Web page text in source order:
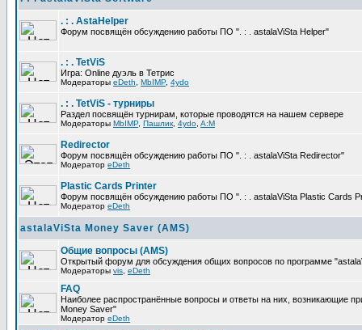
. : . AstaHelper
Форум посвящён обсуждению работы ПО ". : . astalaViSta Helper"
. : . TetViS
Игра: Online дуэль в Тетрис
Модераторы eDeth MbIMP 4ydo
. : . TetViS - турниры
Раздел посвящён турнирам, которые проводятся на нашем сервере
Модераторы MbIMP Пашлик 4ydo A:M
Redirector
Форум посвящён обсуждению работы ПО ". : . astalaViSta Redirector"
Модератор eDeth
Plastic Cards Printer
Форум посвящён обсуждению работы ПО ". : . astalaViSta Plastic Cards
Модератор eDeth
astalaViSta Money Saver (AMS)
Общие вопросы (AMS)
Открытый форум для обсуждения общих вопросов по программе
Модераторы vis eDeth
FAQ
Наиболее распространённые вопросы и ответы на них, возникающие
Money Saver"
Модератор eDeth